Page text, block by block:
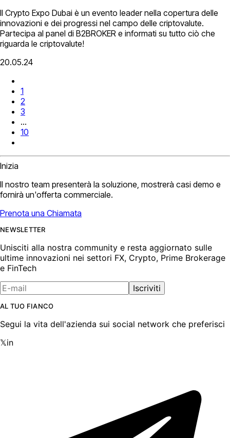
Il Crypto Expo Dubai è un evento leader nella copertura delle
innovazioni e dei progressi nel campo delle criptovalute.
Partecipa al panel di B2BROKER e informati su tutto ciò che
riguarda le criptovalute!
20.05.24
1
2
3
...
10
Inizia
Il nostro team presenterà la soluzione, mostrerà casi demo e
fornirà un'offerta commerciale.
Prenota una Chiamata
NEWSLETTER
Unisciti alla nostra community e resta aggiornato sulle
ultime innovazioni nei settori FX, Crypto, Prime Brokerage
e FinTech
Iscriviti
AL TUO FIANCO
Segui la vita dell'azienda sui social network che preferisci
𝕏in